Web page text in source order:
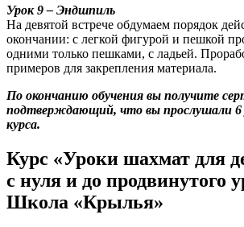
Урок 9 – Эндшпиль
На девятой встрече обдумаем порядок
окончании: с легкой фигурой и пешкой
одними только пешками, с ладьей.
примеров для закрепления материала.
По окончанию обучения вы получите
подтверждающий, что вы прослушали 6
курса.
Курс «Уроки шахмат для
с нуля и до продвинутого
Школа «Крылья»